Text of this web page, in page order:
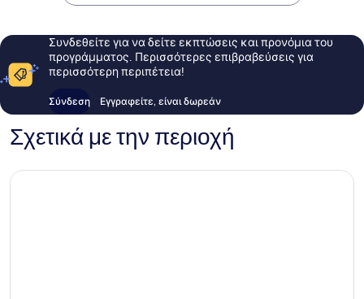
Συνδεθείτε για να δείτε εκπτώσεις και προνόμια του
προγράμματος. Περισσότερες επιβραβεύσεις για
περισσότερη περιπέτεια!
Σύνδεση Εγγραφείτε, είναι δωρεάν
Σχετικά με την περιοχή